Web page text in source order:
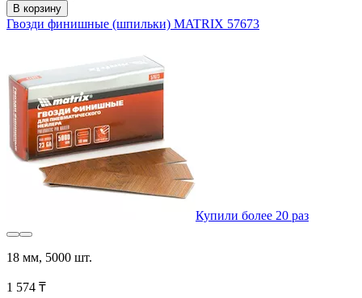
В корзину
Гвозди финишные (шпильки) MATRIX 57673
Купили более 20 раз
18 мм, 5000 шт.
1 574 ₸